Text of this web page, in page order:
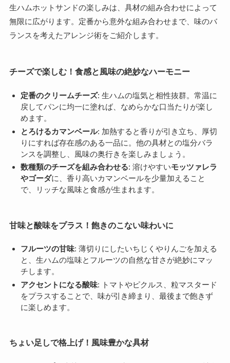
生ハムホットサンドの楽しみは、具材の組み合わせによって
無限に広がります。定番から意外な組み合わせまで、味のバ
ランスを考えたアレンジ術をご紹介します。
チーズで楽しむ！食感と風味の絶妙なハーモニー
定番のクリームチーズ: 生ハムの塩気と相性抜群。常温に
戻してパンに均一に塗れば、なめらかな口当たりが楽し
めます。
とろけるカマンベール: 加熱すると香りが引き立ち、厚切
りにすれば存在感のある一品に。他の具材との塩分バラ
ンスを調整し、風味の奥行きを楽しみましょう。
数種類のチーズを組み合わせる: 溶けやすいモッツァレラ
やゴーダに、香り高いカマンベールを少量加えること
で、リッチな風味と食感が生まれます。
甘味と酸味をプラス！飽きのこない味わいに
フルーツの甘味: 薄切りにしたいちじくやりんごを加える
と、生ハムの塩味とフルーツの自然な甘さが絶妙にマッ
チします。
アクセントになる酸味: トマトやピクルス、粒マスタード
をプラスすることで、味が引き締まり、最後まで飽きず
に楽しめます。
ちょい足しで格上げ！風味豊かな具材